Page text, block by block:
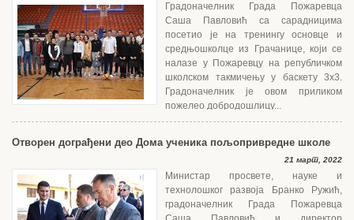
Градоначелник Града Пожаревца
Саша Павловић са сарадницима
посетио је на тренингу основце и
средњошколце из Грачанице, који се
налазе у Пожаревцу на републичком
школском такмичењу у баскету 3x3.
Градоначелник је овом приликом
пожелео добродошлицу...
Отворен дограђени део Дома ученика пољопривредне школе
21 март, 2022
Министар просвете, науке и
технолошког развоја Бранко Ружић,
градоначелник Града Пожаревца